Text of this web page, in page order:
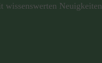
wissenswerten Neuigkeiten